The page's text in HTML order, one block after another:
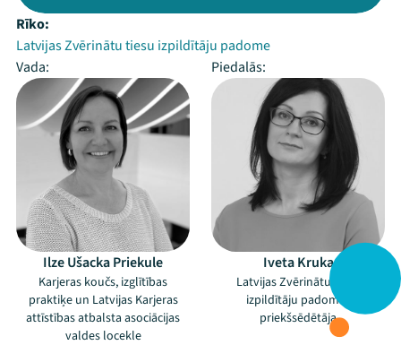
Rīko:
Latvijas Zvērinātu tiesu izpildītāju padome
Vada:
Piedalās:
Ilze Ušacka Priekule
Karjeras koučs, izglītības
praktiķe un Latvijas Karjeras
attīstības atbalsta asociācijas
valdes locekle
Iveta Kruka
Latvijas Zvērinātu tiesu
izpildītāju padomes
priekšsēdētāja